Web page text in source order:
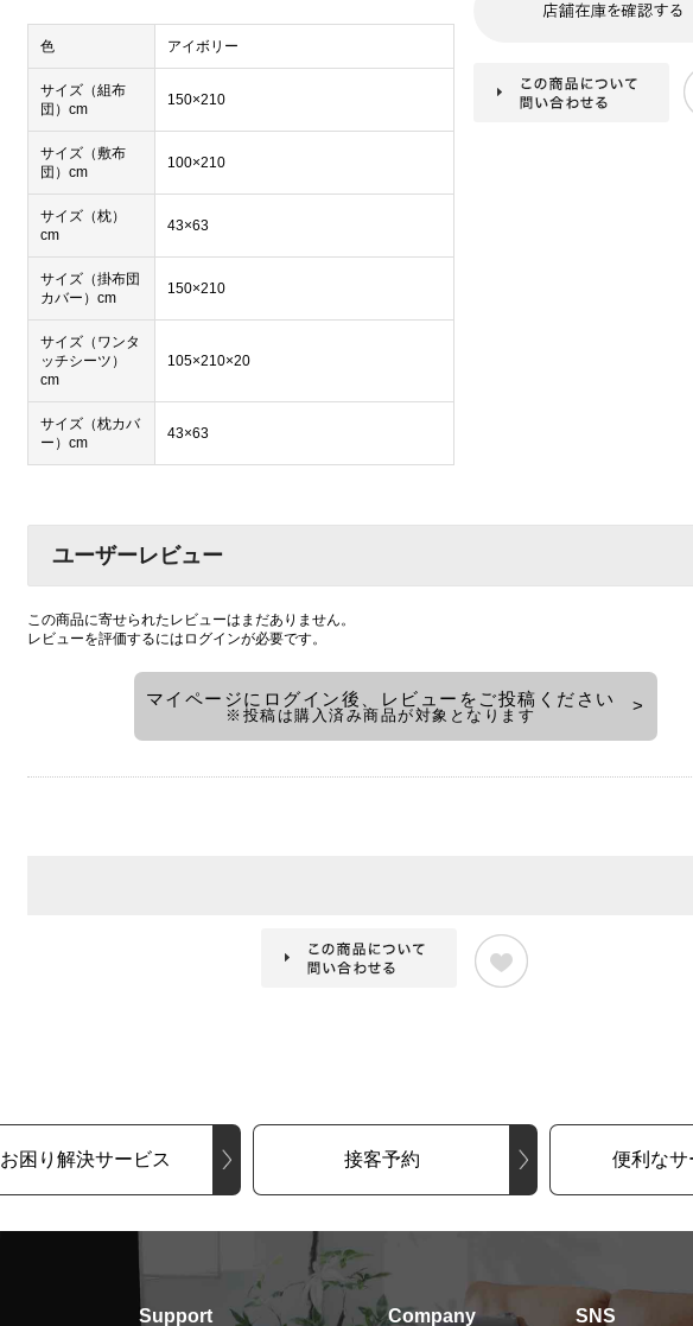
色 アイボリー
サイズ（組布
団）cm
150×210
サイズ（敷布
団）cm
100×210
サイズ（枕）
cm
43×63
サイズ（掛布団
カバー）cm
150×210
サイズ（ワンタ
ッチシーツ）
cm
105×210×20
サイズ（枕カバ
ー）cm
43×63
ユーザーレビュー
この商品に寄せられたレビューはまだありません。
レビューを評価するには ログインが必要です。
マイページにログイン後、レビューをご投稿ください
※投稿は購入済み商品が対象となります
お困り解決サービス 接客予約 便利なサ
Support Company SNS